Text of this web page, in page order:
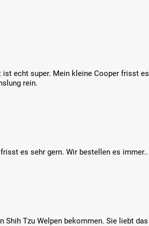
echt super. Mein kleine Cooper frisst es
rein.
es sehr gern. Wir bestellen es immer..
Shih Tzu Welpen bekommen. Sie liebt das